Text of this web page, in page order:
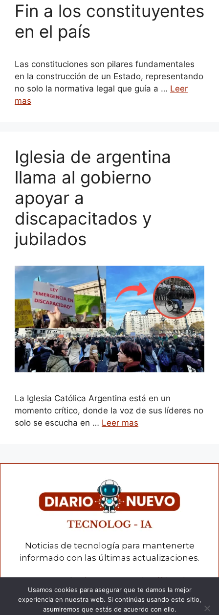
Fin a los constituyentes
en el país
Las constituciones son pilares fundamentales
en la construcción de un Estado, representando
no solo la normativa legal que guía a … Leer
mas
Iglesia de argentina
llama al gobierno
apoyar a
discapacitados y
jubilados
La Iglesia Católica Argentina está en un
momento crítico, donde la voz de sus líderes no
solo se escucha en … Leer mas
Noticias de tecnología para mantenerte
informado con las últimas actualizaciones.
Contacto|Sobre Nosotros|Política de
privacidad|Términos y condiciones|Cookies
Usamos cookies para asegurar que te damos la mejor
experiencia en nuestra web. Si continúas usando este sitio,
asumiremos que estás de acuerdo con ello.